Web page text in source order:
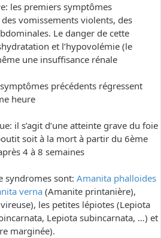
les premiers symptômes
vomissements violents, des
Le danger de cette
et l’hypovolémie (le
une insuffisance rénale
précédents régressent
heure
il s’agit d’une atteinte grave du foie
soit à la mort à partir du 6ème
4 à 8 semaines
syndromes sont: Amanita phalloides
verna (Amanite printanière),
les petites lépiotes (Lepiota
Lepiota subincarnata, …) et
marginée).